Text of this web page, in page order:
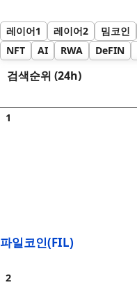
레이어1 레이어2 밈코인
NFT
AI RWA DeFIN
검색순위 (24h)
파일코인(FIL)